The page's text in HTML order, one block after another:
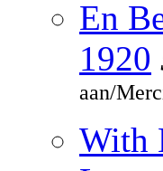
En
1920
aan/
With